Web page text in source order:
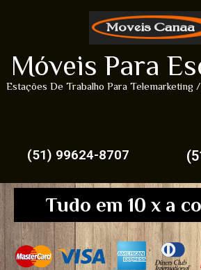
Móveis Para
Estações De Trabalho Para Telemarketing
(51) 99624-8707
Tudo em 10 x a